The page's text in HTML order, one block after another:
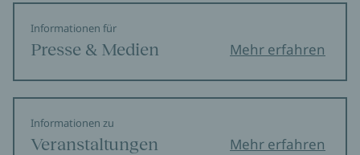
Informationen für
Presse & Medien Mehr erfahren
Informationen zu
Veranstaltungen Mehr erfahren